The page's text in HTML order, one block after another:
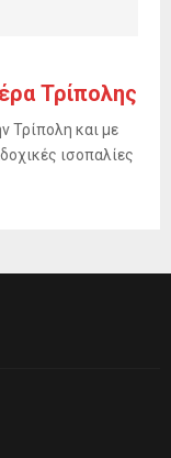
Τρίπολης
Τρίπολη και με
ισοπαλίες